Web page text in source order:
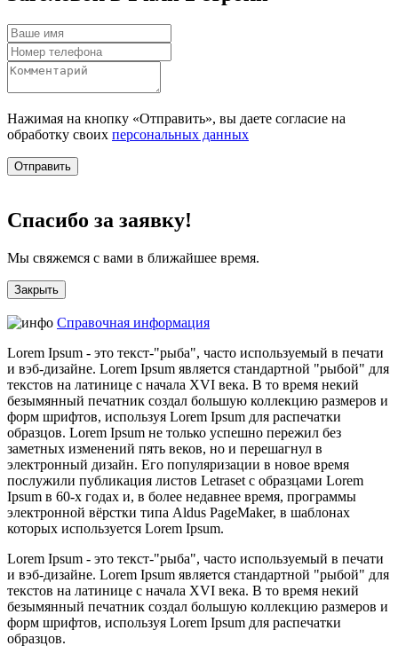
Нажимая на кнопку «Отправить», вы даете согласие на
обработку своих персональных данных
Отправить
Спасибо за заявку!
Мы свяжемся с вами в ближайшее время.
Закрыть
Справочная информация
Lorem Ipsum - это текст-"рыба", часто используемый в печати
и вэб-дизайне. Lorem Ipsum является стандартной "рыбой" для
текстов на латинице с начала XVI века. В то время некий
безымянный печатник создал большую коллекцию размеров и
форм шрифтов, используя Lorem Ipsum для распечатки
образцов. Lorem Ipsum не только успешно пережил без
заметных изменений пять веков, но и перешагнул в
электронный дизайн. Его популяризации в новое время
послужили публикация листов Letraset с образцами Lorem
Ipsum в 60-х годах и, в более недавнее время, программы
электронной вёрстки типа Aldus PageMaker, в шаблонах
которых используется Lorem Ipsum.
Lorem Ipsum - это текст-"рыба", часто используемый в печати
и вэб-дизайне. Lorem Ipsum является стандартной "рыбой" для
текстов на латинице с начала XVI века. В то время некий
безымянный печатник создал большую коллекцию размеров и
форм шрифтов, используя Lorem Ipsum для распечатки
образцов.